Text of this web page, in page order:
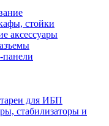
стойки
аксессуары
панели
для ИБП
стабилизаторы и